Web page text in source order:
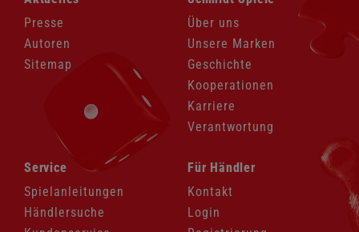
Presse
Autoren
Sitemap
Über uns
Unsere Marken
Geschichte
Kooperationen
Karriere
Verantwortung
Navigation
überspringen
Service
Spielanleitungen
Händlersuche
Navigation
überspringen
Für Händler
Kontakt
Login